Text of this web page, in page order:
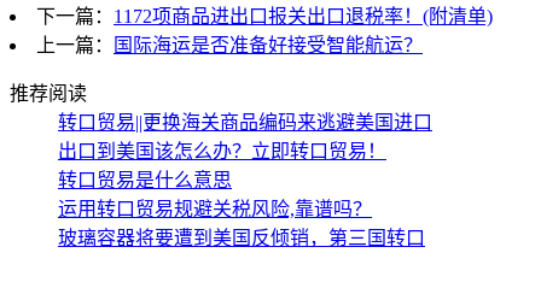
下一篇： 1172项商品进出口报关出口退税率！(附清单)
上一篇：
国际海运是否准备好接受智能航运？
推荐阅读
转口贸易||更换海关商品编码来逃避美国进口
出口到美国该怎么办？立即转口贸易！
转口贸易是什么意思
运用转口贸易规避关税风险,靠谱吗？
玻璃容器将要遭到美国反倾销，第三国转口